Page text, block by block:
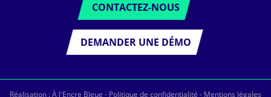
CONTACTEZ-NOUS
DEMANDER UNE DÉMO
Réalisation :À l'Encre Bleue - Politique de confidentialité - Mentions légales